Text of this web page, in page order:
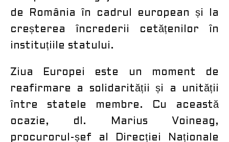
de România în cadrul european și la
creșterea încrederii cetățenilor în
instituțiile statului.
Ziua Europei este un moment de
reafirmare a solidarității și a unității
între statele membre. Cu această
ocazie, dl. Marius Voineag,
procurorul-șef al Direcției Naționale